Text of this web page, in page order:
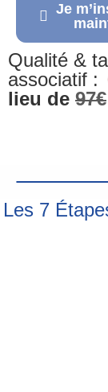
Je
Qualité &
associatif :
lieu de 97€
Les 7